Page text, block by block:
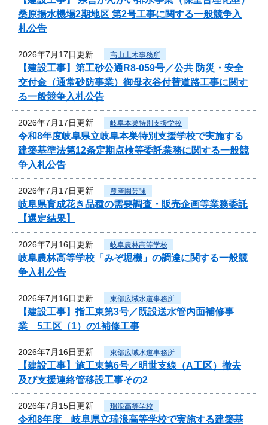
桑原揚水機場2期地区 第2号工事に関する一般競争入
札公告
2026年7月17日更新 高山土木事務所
【建設工事】第工砂公通R8-059号／公共 防災・安全
交付金（通常砂防事業）御母衣谷付替道路工事に関す
る一般競争入札公告
2026年7月17日更新 岐阜本巣特別支援学校
令和8年度岐阜県立岐阜本巣特別支援学校で実施する
建築基準法第12条定期点検等委託業務に関する一般競
争入札公告
2026年7月17日更新 農産園芸課
岐阜県育成花き品種の需要調査・販売企画等業務委託
【選定結果】
2026年7月16日更新 岐阜農林高等学校
岐阜農林高等学校「みぞ堀機」の調達に関する一般競
争入札公告
2026年7月16日更新 東部広域水道事務所
【建設工事】指工東第3号／既設送水管内面補修事
業 5工区（1）の1補修工事
2026年7月16日更新 東部広域水道事務所
【建設工事】施工東第6号／明世支線（A工区）撤去
及び支援連絡管移設工事その2
2026年7月15日更新 瑞浪高等学校
令和8年度 岐阜県立瑞浪高等学校で実施する建築基